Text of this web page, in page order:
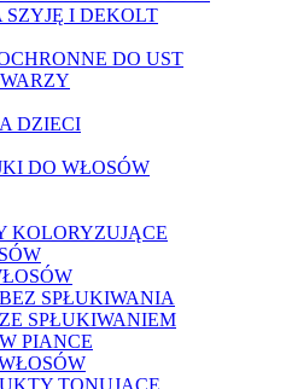
I DEKOLT
DO UST
DZIECI
DO WŁOSÓW
KOLORYZUJĄCE
SPŁUKIWANIA
SPŁUKIWANIEM
PIANCE
TONUJĄCE